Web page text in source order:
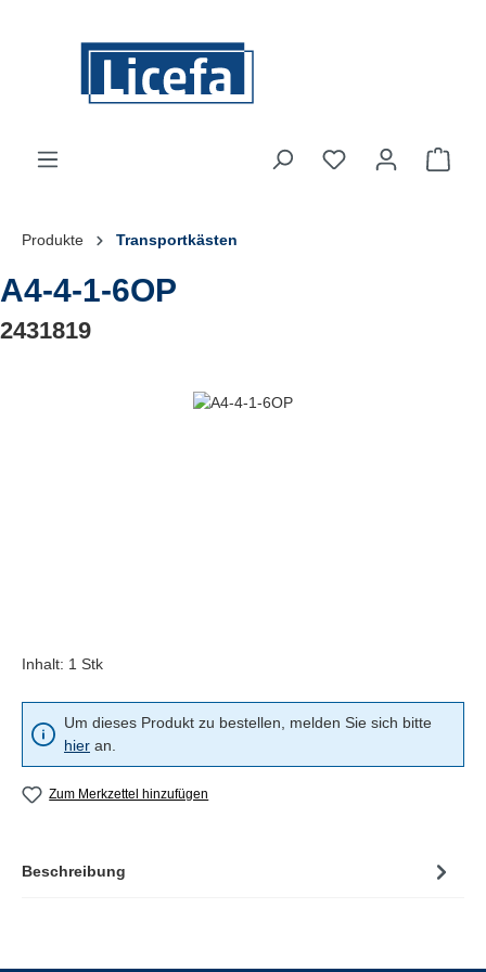
Du hast 0
Produkte Transportkästen
A4-4-1-6OP
2431819
Bildergalerie überspringen
Inhalt: 1 Stk
Um dieses Produkt zu bestellen, melden Sie sich bitte
hier an.
Zum Merkzettel hinzufügen
Beschreibung